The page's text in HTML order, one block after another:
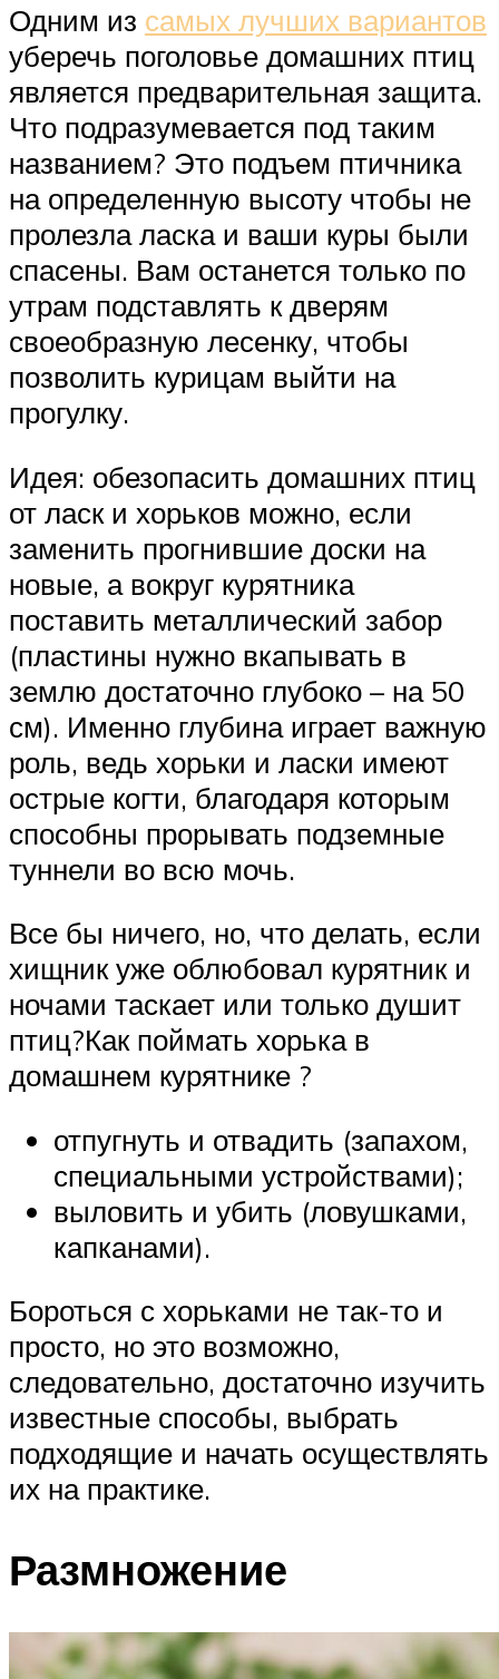
Одним из самых лучших вариантов
уберечь поголовье домашних птиц
является предварительная защита.
Что подразумевается под таким
названием? Это подъем птичника
на определенную высоту чтобы не
пролезла ласка и ваши куры были
спасены. Вам останется только по
утрам подставлять к дверям
своеобразную лесенку, чтобы
позволить курицам выйти на
прогулку.
Идея: обезопасить домашних птиц
от ласк и хорьков можно, если
заменить прогнившие доски на
новые, а вокруг курятника
поставить металлический забор
(пластины нужно вкапывать в
землю достаточно глубоко – на 50
см). Именно глубина играет важную
роль, ведь хорьки и ласки имеют
острые когти, благодаря которым
способны прорывать подземные
туннели во всю мочь.
Все бы ничего, но, что делать, если
хищник уже облюбовал курятник и
ночами таскает или только душит
птиц?Как поймать хорька в
домашнем курятнике ?
отпугнуть и отвадить (запахом,
специальными устройствами);
выловить и убить (ловушками,
капканами).
Бороться с хорьками не так-то и
просто, но это возможно,
следовательно, достаточно изучить
известные способы, выбрать
подходящие и начать осуществлять
их на практике.
Размножение